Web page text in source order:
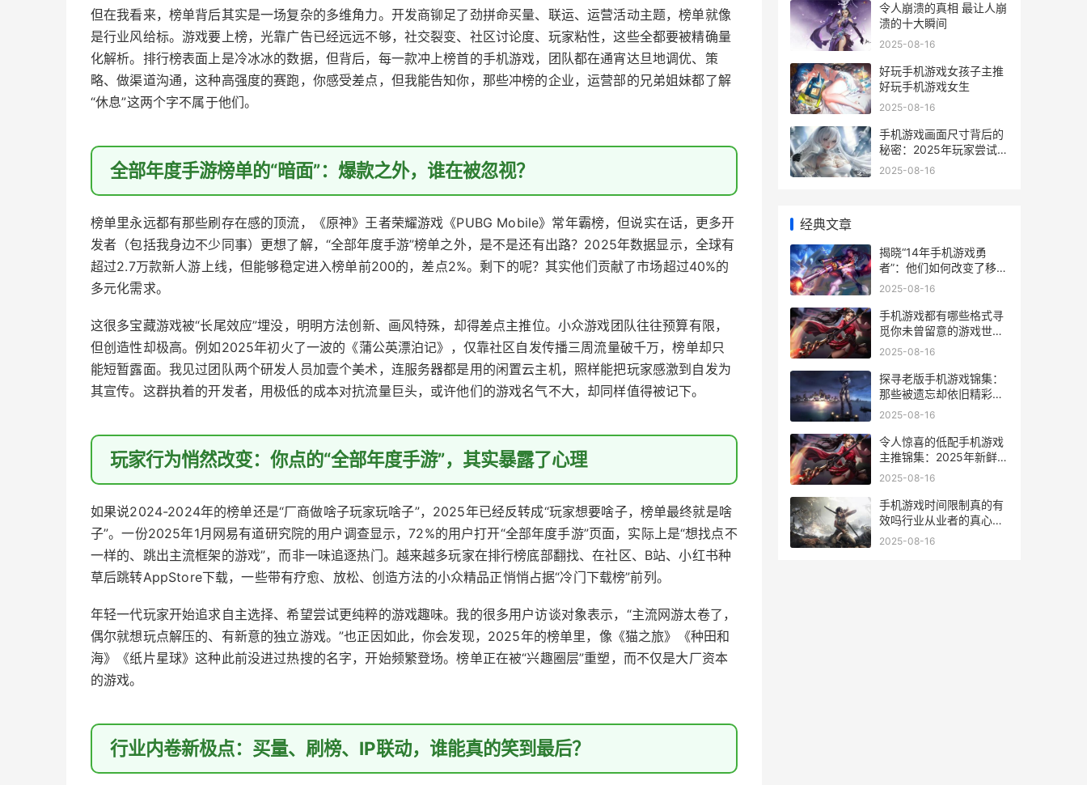
但在我看来，榜单背后其实是一场复杂的多维角力。开发商铆足了劲拼命买量、联运、运营活动主题，榜单就像
是行业风给标。游戏要上榜，光靠广告已经远远不够，社交裂变、社区讨论度、玩家粘性，这些全都要被精确量
化解析。排行榜表面上是冷冰冰的数据，但背后，每一款冲上榜首的手机游戏，团队都在通宵达旦地调优、策
略、做渠道沟通，这种高强度的赛跑，你感受差点，但我能告知你，那些冲榜的企业，运营部的兄弟姐妹都了解
“休息”这两个字不属于他们。
全部年度手游榜单的“暗面”：爆款之外，谁在被忽视？
榜单里永远都有那些刷存在感的顶流，《原神》王者荣耀游戏《PUBG Mobile》常年霸榜，但说实在话，更多开
发者（包括我身边不少同事）更想了解，“全部年度手游”榜单之外，是不是还有出路？2025年数据显示，全球有
超过2.7万款新人游上线，但能够稳定进入榜单前200的，差点2%。剩下的呢？其实他们贡献了市场超过40%的
多元化需求。
这很多宝藏游戏被“长尾效应”埋没，明明方法创新、画风特殊，却得差点主推位。小众游戏团队往往预算有限，
但创造性却极高。例如2025年初火了一波的《蒲公英漂泊记》，仅靠社区自发传播三周流量破千万，榜单却只
能短暂露面。我见过团队两个研发人员加壹个美术，连服务器都是用的闲置云主机，照样能把玩家感激到自发为
其宣传。这群执着的开发者，用极低的成本对抗流量巨头，或许他们的游戏名气不大，却同样值得被记下。
玩家行为悄然改变：你点的“全部年度手游”，其实暴露了心理
如果说2024-2024年的榜单还是“厂商做啥子玩家玩啥子”，2025年已经反转成“玩家想要啥子，榜单最终就是啥
子”。一份2025年1月网易有道研究院的用户调查显示，72%的用户打开“全部年度手游”页面，实际上是“想找点不
一样的、跳出主流框架的游戏”，而非一味追逐热门。越来越多玩家在排行榜底部翻找、在社区、B站、小红书种
草后跳转AppStore下载，一些带有疗愈、放松、创造方法的小众精品正悄悄占据“冷门下载榜”前列。
年轻一代玩家开始追求自主选择、希望尝试更纯粹的游戏趣味。我的很多用户访谈对象表示，“主流网游太卷了，
偶尔就想玩点解压的、有新意的独立游戏。”也正因如此，你会发现，2025年的榜单里，像《猫之旅》《种田和
海》《纸片星球》这种此前没进过热搜的名字，开始频繁登场。榜单正在被“兴趣圈层”重塑，而不仅是大厂资本
的游戏。
行业内卷新极点：买量、刷榜、IP联动，谁能真的笑到最后？
令人崩溃的真相 最让人崩
溃的十大瞬间
2025-08-16
好玩手机游戏女孩子主推
好玩手机游戏女生
2025-08-16
手机游戏画面尺寸背后的
秘密：2025年玩家尝试为
啥子全靠这一点 手机游戏
2025-08-16
经典文章
揭晓“14年手机游戏勇
者”：他们如何改变了移动
游戏的方法和产业格局
2025-08-16
手机游戏都有哪些格式寻
觅你未曾留意的游戏世界
多样性 手机有哪些游戏
2025-08-16
探寻老版手机游戏锦集：
那些被遗忘却依旧精彩的
典范佳作 老版手游游戏有
2025-08-16
令人惊喜的低配手机游戏
主推锦集：2025年新鲜宝
藏清单爆料 令人惊喜的低
2025-08-16
手机游戏时间限制真的有
效吗行业从业者的真心话
和数据揭露 手机游戏时间
2025-08-16